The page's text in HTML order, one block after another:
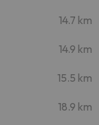
14.7 km
14.9 km
15.5 km
18.9 km